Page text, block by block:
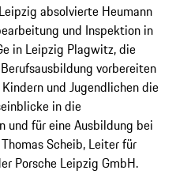
absolvierte Heumann
und Inspektion in
in Leipzig Plagwitz, die
vorbereiten
und Jugendlichen die
in die
und für eine Ausbildung bei
Scheib, Leiter für
Porsche Leipzig GmbH.